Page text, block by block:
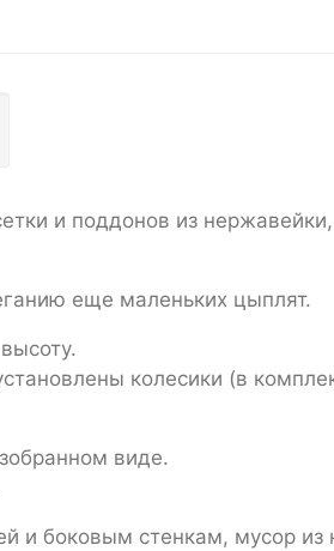
и поддонов из нержавейки,
еще маленьких цыплят.
колесики (в
виде.
и боковым стенкам, мусор из